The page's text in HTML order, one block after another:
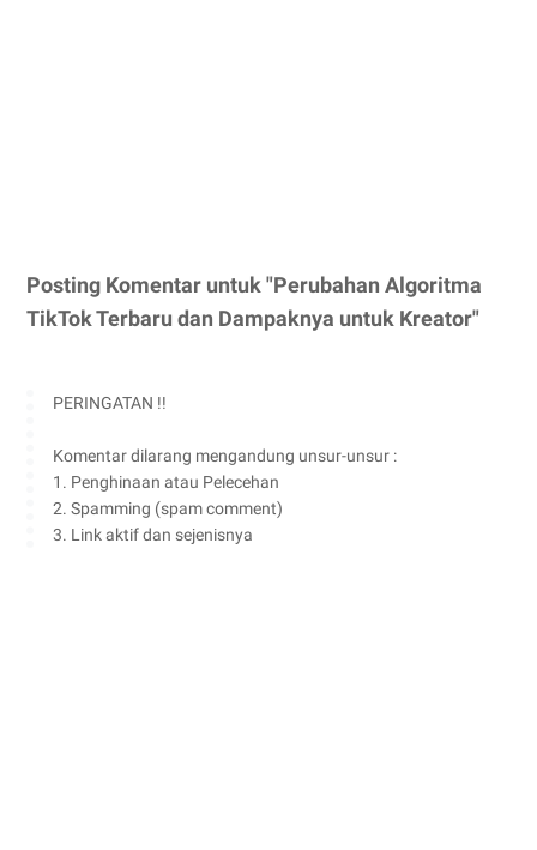
Posting Komentar untuk "Perubahan Algoritma
TikTok Terbaru dan Dampaknya untuk Kreator"
PERINGATAN !!
Komentar dilarang mengandung unsur-unsur :
1. Penghinaan atau Pelecehan
2. Spamming (spam comment)
3. Link aktif dan sejenisnya